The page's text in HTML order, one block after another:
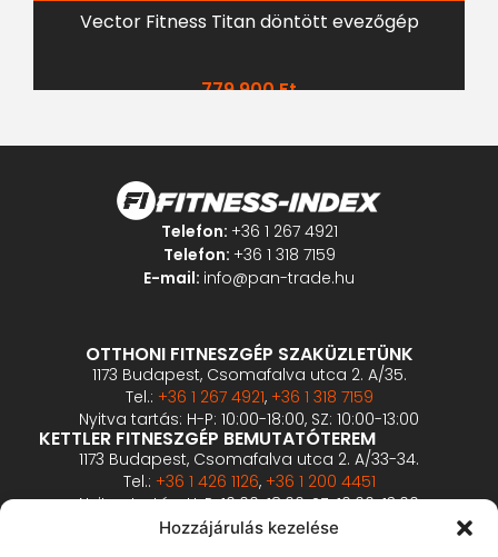
Hozzájárulás kezelése
Vector Fitness Titan döntött evezőgép
779 900Ft
Telefon: +36 1 267 4921
Telefon: +36 1 318 7159
E-mail: info@pan-trade.hu
OTTHONI FITNESZGÉP SZAKÜZLETÜNK
1173 Budapest, Csomafalva utca 2. A/35.
Tel.: +36 1 267 4921, +36 1 318 7159
Nyitva tartás: H-P: 10:00-18:00, SZ: 10:00-13:00
KETTLER FITNESZGÉP BEMUTATÓTEREM
1173 Budapest, Csomafalva utca 2. A/33-34.
Tel.: +36 1 426 1126, +36 1 200 4451
Nyitva tartás: H-P: 10:00-18:00, SZ: 10:00-13:00
PROFESSZIONÁLIS FITNESZGÉP BEMUTATÓTEREM
2360 Gyál, Vállalkozó u. 12.